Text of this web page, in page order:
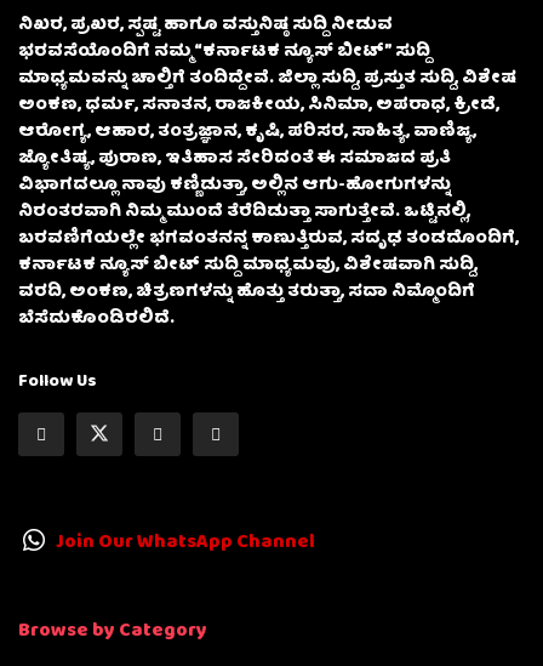
ನಿಖರ, ಪ್ರಖರ, ಸ್ಪಷ್ಟ ಹಾಗೂ ವಸ್ತುನಿಷ್ಠ ಸುದ್ದಿ ನೀಡುವ
ಭರವಸೆಯೊಂದಿಗೆ ನಮ್ಮ “ಕರ್ನಾಟಕ ನ್ಯೂಸ್ ಬೀಟ್” ಸುದ್ದಿ
ಮಾಧ್ಯಮವನ್ನು ಚಾಲ್ತಿಗೆ ತಂದಿದ್ದೇವೆ. ಜಿಲ್ಲಾ ಸುದ್ದಿ, ಪ್ರಸ್ತುತ ಸುದ್ದಿ, ವಿಶೇಷ
ಅಂಕಣ, ಧರ್ಮ, ಸನಾತನ, ರಾಜಕೀಯ, ಸಿನಿಮಾ, ಅಪರಾಧ, ಕ್ರೀಡೆ,
ಆರೋಗ್ಯ, ಆಹಾರ, ತಂತ್ರಜ್ಞಾನ, ಕೃಷಿ, ಪರಿಸರ, ಸಾಹಿತ್ಯ, ವಾಣಿಜ್ಯ,
ಜ್ಯೋತಿಷ್ಯ, ಪುರಾಣ, ಇತಿಹಾಸ ಸೇರಿದಂತೆ ಈ ಸಮಾಜದ ಪ್ರತಿ
ವಿಭಾಗದಲ್ಲೂ ನಾವು ಕಣ್ಣಿಡುತ್ತಾ, ಅಲ್ಲಿನ ಆಗು-ಹೋಗುಗಳನ್ನು
ನಿರಂತರವಾಗಿ ನಿಮ್ಮ ಮುಂದೆ ತೆರೆದಿಡುತ್ತಾ ಸಾಗುತ್ತೇವೆ. ಒಟ್ಟಿನಲ್ಲಿ,
ಬರವಣಿಗೆಯಲ್ಲೇ ಭಗವಂತನನ್ನ ಕಾಣುತ್ತಿರುವ, ಸದೃಢ ತಂಡದೊಂದಿಗೆ,
ಕರ್ನಾಟಕ ನ್ಯೂಸ್ ಬೀಟ್ ಸುದ್ದಿ ಮಾಧ್ಯಮವು, ವಿಶೇಷವಾಗಿ ಸುದ್ದಿ,
ವರದಿ, ಅಂಕಣ, ಚಿತ್ರಣಗಳನ್ನು ಹೊತ್ತು ತರುತ್ತಾ, ಸದಾ ನಿಮ್ಮೊಂದಿಗೆ
ಬೆಸೆದುಕೊಂಡಿರಲಿದೆ.
Follow Us
Join Our WhatsApp Channel
Browse by Category